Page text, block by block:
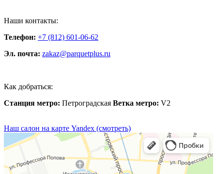
Наши контакты:
Телефон: +7 (812) 601-06-62
Эл. почта: zakaz@parquetplus.ru
Как добраться:
Станция метро: Петроградская Ветка метро: V2
Наш салон на карте Yandex (смотреть)